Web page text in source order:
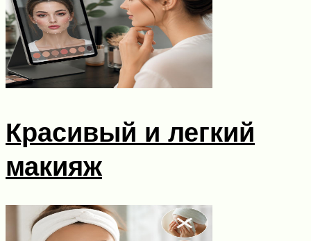
Красивый и легкий
макияж